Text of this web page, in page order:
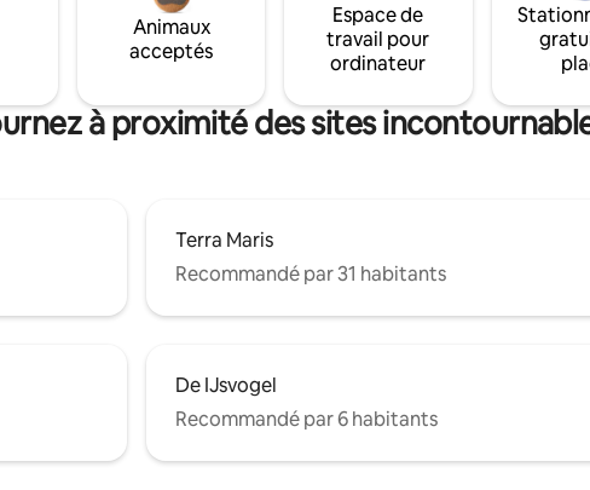
Animaux
acceptés
Espace de
travail pour
ordinateur
à proximité des sites
Terra Maris
Recommandé par 31 habitants
De IJsvogel
Recommandé par 6 habitants